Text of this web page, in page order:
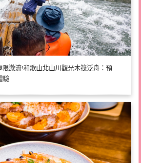
限激流!和歌山北山川觀光木筏泛舟：預
驗